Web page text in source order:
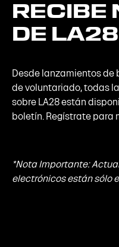
RECIBE
DE LA28
Desde lanzamientos
de voluntariado, todas
sobre LA28 están
boletín. Regístrate para
*Nota Importante:
electrónicos están sólo